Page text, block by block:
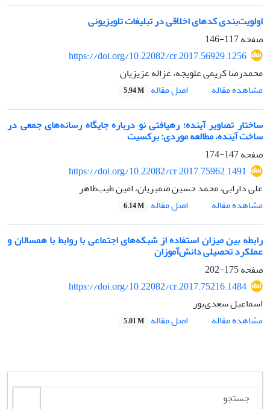
اولویت‌بندی کدهای اخلاقی در تبلیغات تلویزیونی
صفحه117-146
https://doi.org/10.22082/cr.2017.56929.1256
محمدرضا کریمی علویجه، غزاله عزیزیان
مشاهده مقاله
اصل مقاله 5.94 M
ساختار تصاویر آینده؛ رهیافتی نو درباره جایگاه رسانه‌های جمعی در
ساخت آینده، مطالعه موردی: برکسیت
صفحه147-174
https://doi.org/10.22082/cr.2017.75962.1491
علی دارابی، محمد حسین ضمیریان، امین طیب‌طاهر
مشاهده مقاله
اصل مقاله 6.14 M
رابطه بین میزان استفاده از شبکه‌های اجتماعی با روابط با همسالان و
عملکرد تحصیلی دانش‌آموزان
صفحه175-202
https://doi.org/10.22082/cr.2017.75216.1484
اسماعیل سعدی‌پور
مشاهده مقاله
اصل مقاله 5.01 M